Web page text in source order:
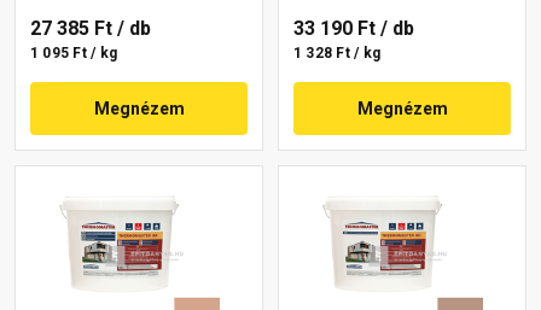
27 385 Ft / db
1 095 Ft / kg
Megnézem
33 190 Ft / db
1 328 Ft / kg
Megnézem